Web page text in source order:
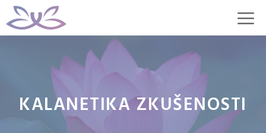
Přeskočit
na
KALANETIKA ZKUŠENOSTI